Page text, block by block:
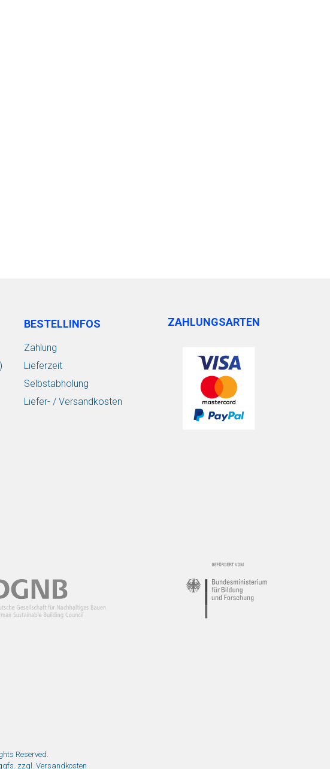
BESTELLINFOS
Zahlung
Lieferzeit
Selbstabholung
Liefer- / Versandkosten
ZAHLUNGSARTEN
Reserved.
zzgl. Versandkosten